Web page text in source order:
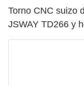
Torno CNC suizo
JSWAY TD266 y